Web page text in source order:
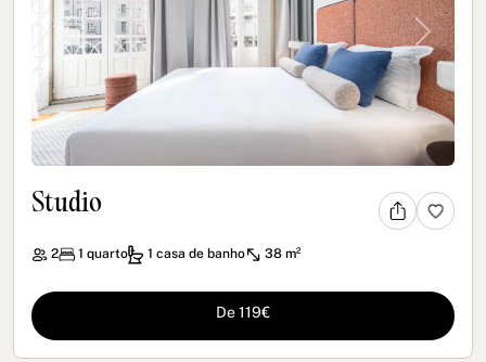
Previous Next
Studio
2 1 quarto 1 casa de banho 38 m²
De 119€